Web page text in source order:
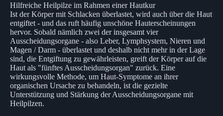
Hilfreiche Heilpilze im Rahmen einer Hautkur
Ist der Körper mit Schlacken überlastet, wird auch über die Haut
entgiftet - und das ruft häufig unschöne Hauterscheinungen
hervor. Sobald nämlich zwei der insgesamt vier
Ausscheidungsorgane - also Leber, Lymphsystem, Nieren und
Magen / Darm - überlastet und deshalb nicht mehr in der Lage
sind, die Entgiftung zu gewährleisten, greift der Körper auf die
Haut als "fünftes Ausscheidungsorgan" zurück. Eine
wirkungsvolle Methode, um Haut-Symptome an ihrer
organischen Ursache zu behandeln, ist die gezielte
Unterstützung und Stärkung der Ausscheidungsorgane mit
Heilpilzen.